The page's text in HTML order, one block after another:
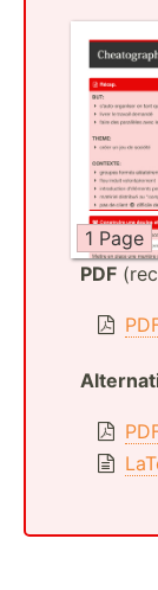
1 Page
PDF